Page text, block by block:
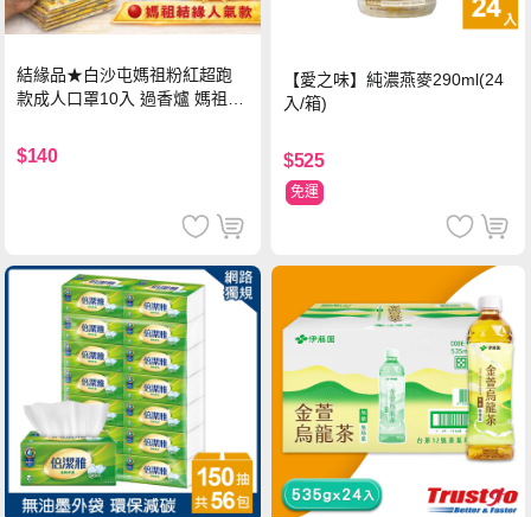
結緣品★白沙屯媽祖粉紅超跑
款成人口罩10入 過香爐 媽祖加
$140
【愛之味】純濃燕麥290ml(24
入/箱)
$525
免運